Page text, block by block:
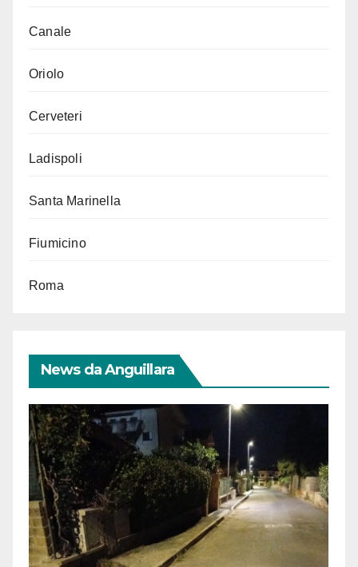
Canale
Oriolo
Cerveteri
Ladispoli
Santa Marinella
Fiumicino
Roma
News da Anguillara